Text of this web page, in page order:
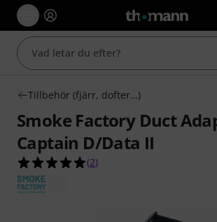
Tillbehör (fjärr, dofter…)
Smoke Factory Duct
Captain D/Data II
5.0 av 5 stjärnor från 2
(2)